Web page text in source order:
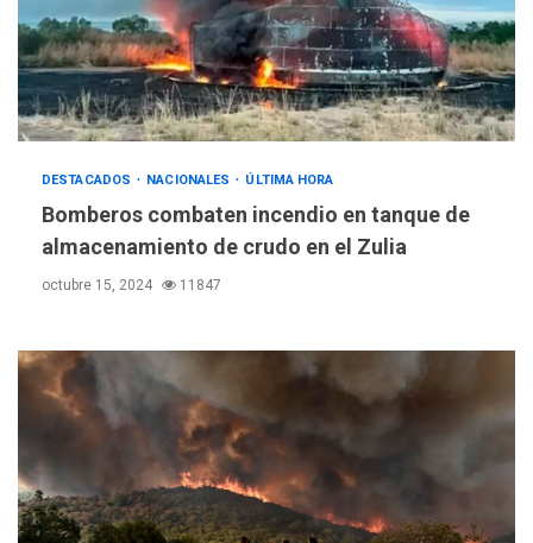
DESTACADOS NACIONALES ÚLTIMA HORA
Bomberos combaten incendio en tanque de
almacenamiento de crudo en el Zulia
octubre 15, 2024 11847